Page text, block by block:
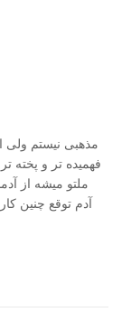
مذهبی نیستم
فهمیده تر و پخته
ملتو میشه از
آدم توقع چنین